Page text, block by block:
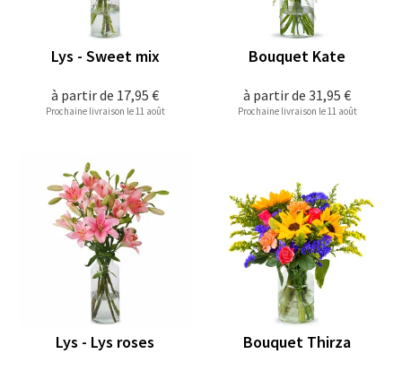
à partir de 17,95 €
Lys - Sweet mix
Prochaine livraison le 11 août
à partir de 31,95 €
Bouquet Kate
Prochaine livraison le 11 août
Lys - Lys roses Bouquet Thirza